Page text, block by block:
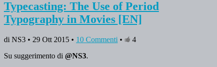
Typecasting: The Use of Period
Typography in Movies [EN]
di NS3 • 29 Ott 2015 • 10 Commenti •
4
Su suggerimento di @NS3.